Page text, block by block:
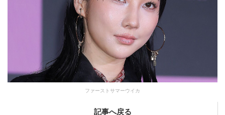
ファーストサマーウイカ
記事へ戻る